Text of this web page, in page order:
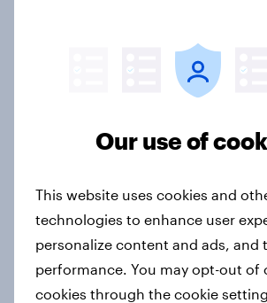
FIFA World Cup fever?
2026 tournament
Winning the Nordic
drives airline choices and
satisfaction in 2026
Our use of
This website uses cookies and
technologies to enhance user
personalize content and ads, and
performance. You may opt-out of
cookies through the cookie